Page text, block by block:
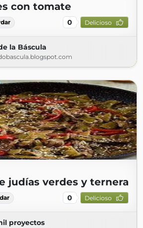
con tomate
0 Delicioso
la Báscula
judías verdes y ternera
0 Delicioso
proyectos